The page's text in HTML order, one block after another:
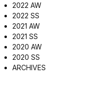
2022 AW
2022 SS
2021 AW
2021 SS
2020 AW
2020 SS
ARCHIVES